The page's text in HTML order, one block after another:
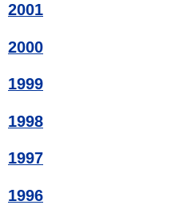
2001
2000
1999
1998
1997
1996